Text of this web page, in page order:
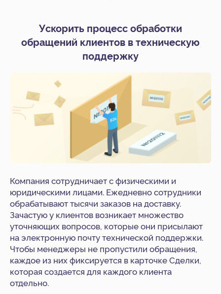
Ускорить процесс обработки
обращений клиентов в техническую
поддержку
Компания сотрудничает с физическими и
юридическими лицами. Ежедневно сотрудники
обрабатывают тысячи заказов на доставку.
Зачастую у клиентов возникает множество
уточняющих вопросов, которые они присылают
на электронную почту технической поддержки.
Чтобы менеджеры не пропустили обращения,
каждое из них фиксируется в карточке Сделки,
которая создается для каждого клиента
отдельно.